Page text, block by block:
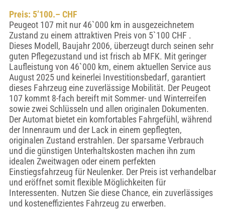
Preis: 5’100.– CHF
Peugeot 107 mit nur 46`000 km in ausgezeichnetem
Zustand zu einem attraktiven Preis von 5`100 CHF .
Dieses Modell, Baujahr 2006, überzeugt durch seinen sehr
guten Pflegezustand und ist frisch ab MFK. Mit geringer
Laufleistung von 46`000 km, einem aktuellen Service aus
August 2025 und keinerlei Investitionsbedarf, garantiert
dieses Fahrzeug eine zuverlässige Mobilität. Der Peugeot
107 kommt 8-fach bereift mit Sommer- und Winterreifen
sowie zwei Schlüsseln und allen originalen Dokumenten.
Der Automat bietet ein komfortables Fahrgefühl, während
der Innenraum und der Lack in einem gepflegten,
originalen Zustand erstrahlen. Der sparsame Verbrauch
und die günstigen Unterhaltskosten machen ihn zum
idealen Zweitwagen oder einem perfekten
Einstiegsfahrzeug für Neulenker. Der Preis ist verhandelbar
und eröffnet somit flexible Möglichkeiten für
Interessenten. Nutzen Sie diese Chance, ein zuverlässiges
und kosteneffizientes Fahrzeug zu erwerben.